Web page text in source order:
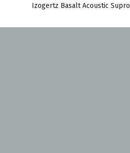
Izogertz Basalt Acoustic Supro